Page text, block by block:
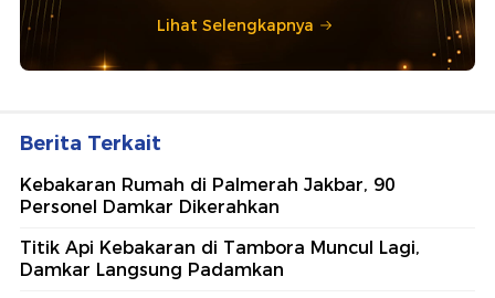
Lihat Selengkapnya
Berita Terkait
Kebakaran Rumah di Palmerah Jakbar, 90
Personel Damkar Dikerahkan
Titik Api Kebakaran di Tambora Muncul Lagi,
Damkar Langsung Padamkan